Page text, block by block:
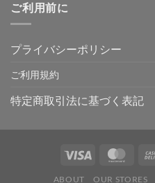
ル
台
ご利用前に
プライバシーポリシー
ご利用規約
特定商取引法に基づく表記
ABOUT OUR STORES